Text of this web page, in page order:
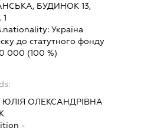
БУДИНОК 13,
Україна
до статутного фонду
000 (100 %)
ЮЛІЯ ОЛЕКСАНДРІВНА
-